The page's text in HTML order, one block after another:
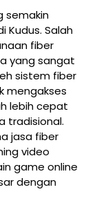
semakin
Kudus. Salah
fiber
yang sangat
sistem fiber
mengakses
lebih cepat
tradisional.
jasa fiber
video
game online
dengan